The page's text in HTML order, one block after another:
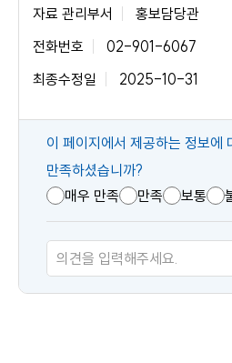
자료 관리부서
홍보담당관
전화번호
02-901-6067
최종수정일
2025-10-31
콘
텐
츠
만
족
도
이 페이지에서 제공하는 정보에
만족하셨습니까?
매우 만족
만족 보통